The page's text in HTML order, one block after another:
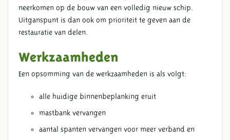
neerkomen op de bouw van een volledig nieuw schip.
Uitganspunt is dan ook om prioriteit te geven aan de
restauratie van delen.
Werkzaamheden
Een opsomming van de werkzaamheden is als volgt:
alle huidige binnenbeplanking eruit
mastbank vervangen
aantal spanten vervangen voor meer verband en